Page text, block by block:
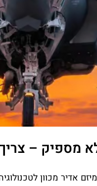
מספיק –
אדיר מכוון